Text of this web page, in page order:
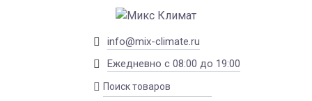
info@mix-climate.ru
Ежедневно с 08:00 до 19:00